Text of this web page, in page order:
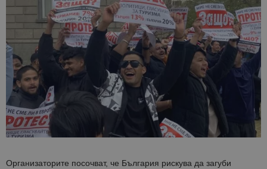
Организаторите посочват, че България рискува да загуби